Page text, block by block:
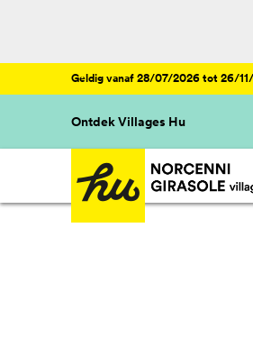
Geldig vanaf 28/07/2026 tot 26/
Ontdek Villages Hu